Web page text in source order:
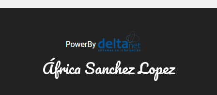
África Sanchez Lopez